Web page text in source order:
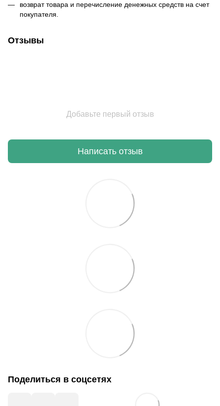
возврат товара и перечисление денежных средств на счет
покупателя.
Отзывы
Добавьте первый отзыв
Написать отзыв
Поделиться в соцсетях